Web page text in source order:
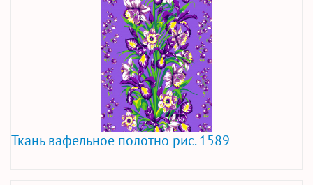
Ткань вафельное полотно рис. 1589